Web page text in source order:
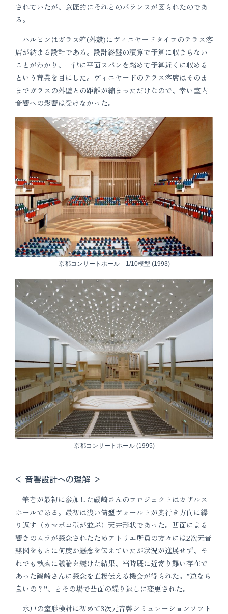
されていたが、意匠的にそれとのバランスが図られたのであ
る。
ハルピンはガラス箱(外殻)にヴィニヤードタイプのテラス客
席が納まる設計である。設計終盤の積算で予算に収まらない
ことがわかり、一律に平面スパンを縮めて予算近くに収める
という荒業を目にした。ヴィニヤードのテラス客席はそのま
までガラスの外壁との距離が縮まっただけなので、幸い室内
音響への影響は受けなかった。
京都コンサートホール 1/10模型 (1993)
京都コンサートホール (1995)
< 音響設計への理解 >
筆者が最初に参加した磯崎さんのプロジェクトはカザルス
ホールである。最初は浅い筒型ヴォールトが奥行き方向に繰
り返す（カマボコ型が並ぶ）天井形状であった。凹面による
響きのムラが懸念されたためアトリエ所員の方々には2次元音
線図をもとに何度か懸念を伝えていたが状況が進展せず、そ
れでも執拗に議論を続けた結果、当時既に近寄り難い存在で
あった磯崎さんに懸念を直接伝える機会が得られた。”逆なら
良いの？”、とその場で凸面の繰り返しに変更された。
水戸の室形検討に初めて3次元音響シミュレーションソフト